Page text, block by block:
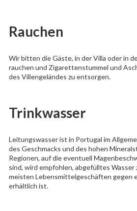
Rauchen
Wir bitten die Gäste, in der Villa oder in
rauchen und Zigarettenstummel und
des Villengeländes zu entsorgen.
Trinkwasser
Leitungswasser ist in Portugal im
des Geschmacks und des hohen
Regionen, auf die eventuell
sind, wird empfohlen, abgefülltes Wasser
meisten Lebensmittelgeschäften gegen
erhältlich ist.